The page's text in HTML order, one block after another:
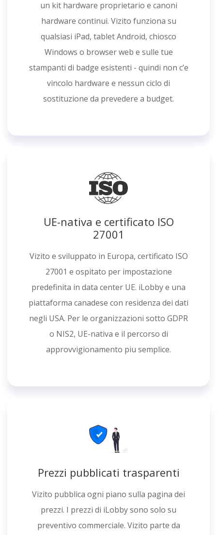
un kit hardware proprietario e canoni
hardware continui. Vizito funziona su
qualsiasi iPad, tablet Android, chiosco
Windows o browser web e sulle tue
stampanti di badge esistenti - quindi non c’e
vincolo hardware e nessun ciclo di
sostituzione da prevedere a budget.
UE-nativa e certificato ISO
27001
Vizito e sviluppato in Europa, certificato ISO
27001 e ospitato per impostazione
predefinita in data center UE. iLobby e una
piattaforma canadese con residenza dei dati
negli USA. Per le organizzazioni sotto GDPR
o NIS2, UE-nativa e il percorso di
approvvigionamento piu semplice.
Prezzi pubblicati trasparenti
Vizito pubblica ogni piano sulla pagina dei
prezzi. I prezzi di iLobby sono solo su
preventivo commerciale. Vizito parte da